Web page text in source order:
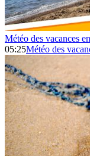
Météo des vacances
05:25Météo des